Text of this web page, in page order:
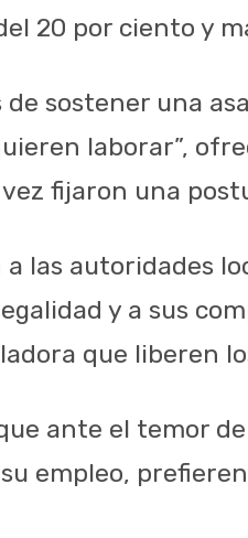
20 por ciento y
de sostener una
laborar”,
fijaron una
a las autoridades
y a sus
que liberen
ante el temor
empleo,